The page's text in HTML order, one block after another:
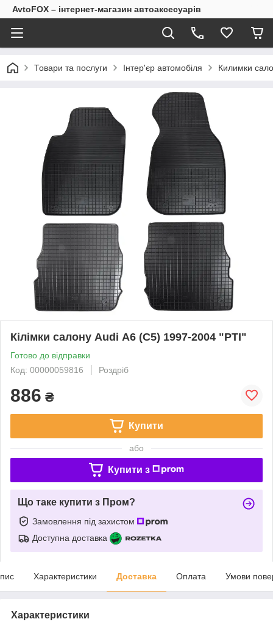
AvtoFOX – інтернет-магазин автоаксесуарів
Товари та послуги Інтер'єр автомобіля Килимки
Кілімки салону Audi А6 (C5) 1997-2004 "РТІ"
Готово до відправки
Код: 00000059816
Роздріб
886 ₴
Купити
або
Купити з
Що таке купити з Пром?
Замовлення під захистом
Доступна доставка
Характеристики Доставка Оплата Умови
Характеристики